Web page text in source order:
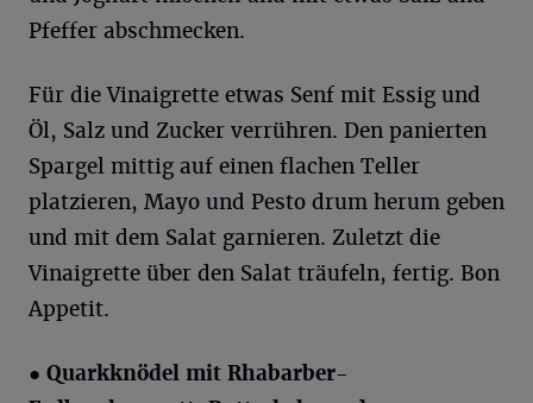
Pfeffer abschmecken.
Für die Vinaigrette etwas Senf mit Essig und
Öl, Salz und Zucker verrühren. Den panierten
Spargel mittig auf einen flachen Teller
platzieren, Mayo und Pesto drum herum geben
und mit dem Salat garnieren. Zuletzt die
Vinaigrette über den Salat träufeln, fertig. Bon
Appetit.
● Quarkknödel mit Rhabarber-